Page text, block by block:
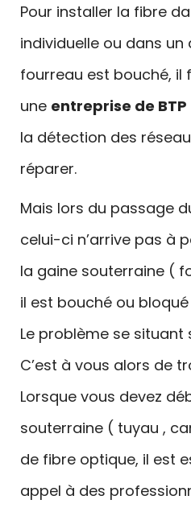
Pour installer la fibre
individuelle ou dans
fourreau est bouché,
une entreprise de BTP
la détection des
réparer.
Mais lors du passage
celui-ci n’arrive pas à
la gaine souterraine (
il est bouché ou
Le problème se
C’est à vous alors de
Lorsque vous devez
souterraine ( tuyau ,
de fibre optique, il est
appel à des